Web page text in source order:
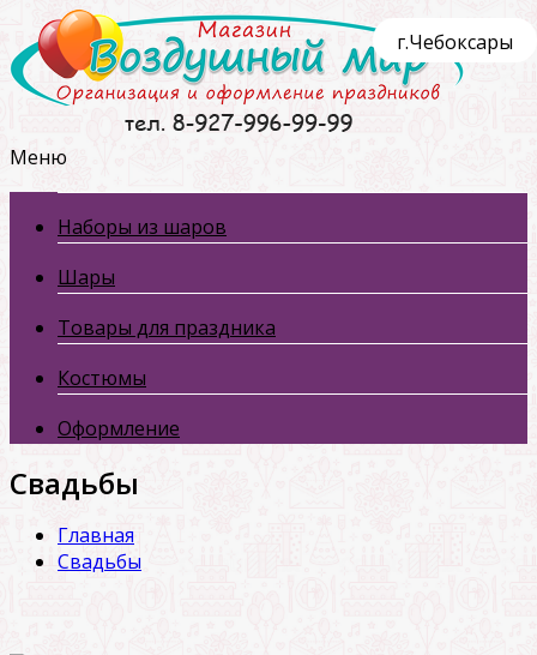
г.Чебоксары
Меню
Наборы из шаров
Шары
Товары для праздника
Костюмы
Оформление
Свадьбы
Главная
Свадьбы